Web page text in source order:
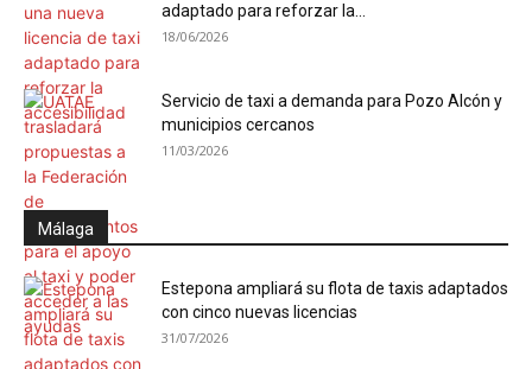
adaptado para reforzar la...
18/06/2026
Servicio de taxi a demanda para Pozo Alcón y
municipios cercanos
11/03/2026
Málaga
Estepona ampliará su flota de taxis adaptados
con cinco nuevas licencias
31/07/2026